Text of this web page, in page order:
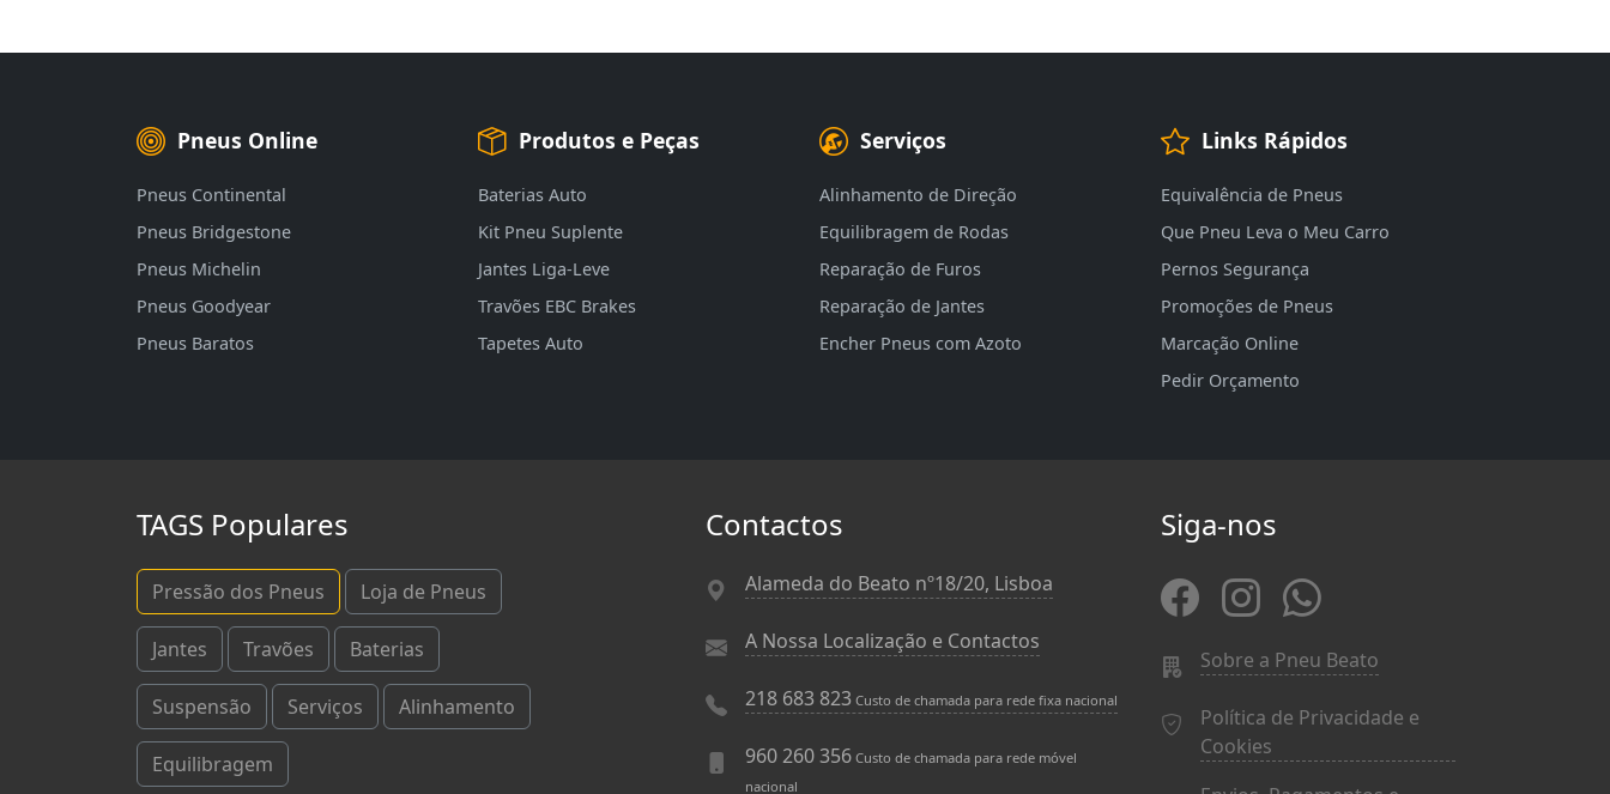
Pneus Online
Pneus Continental
Pneus Bridgestone
Pneus Michelin
Pneus Goodyear
Pneus Baratos
Produtos e Peças
Baterias Auto
Kit Pneu Suplente
Jantes Liga-Leve
Travões EBC Brakes
Tapetes Auto
Serviços
Alinhamento de Direção
Equilibragem de Rodas
Reparação de Furos
Reparação de Jantes
Encher Pneus com Azoto
Links Rápidos
Equivalência de Pneus
Que Pneu Leva o Meu Carro
Pernos Segurança
Promoções de Pneus
Marcação Online
Pedir Orçamento
TAGS Populares
Pressão dos Pneus Loja de Pneus
Jantes Travões Baterias
Suspensão Serviços Alinhamento
Equilibragem
Contactos
Alameda do Beato nº18/20, Lisboa
A Nossa Localização e Contactos
218 683 823 Custo de chamada para rede fixa nacional
960 260 356 Custo de chamada para rede móvel
nacional
Siga-nos
Sobre a Pneu Beato
Política de Privacidade e
Cookies